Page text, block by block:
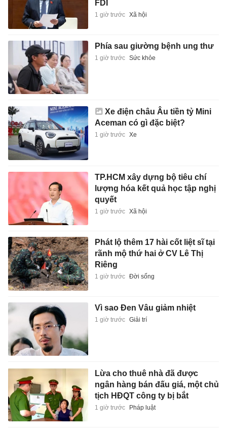
FDI
1 giờ trước Xã hội
Phía sau giường bệnh ung thư
1 giờ trước Sức khỏe
Xe điện châu Âu tiền tỷ Mini
Aceman có gì đặc biệt?
1 giờ trước Xe
TP.HCM xây dựng bộ tiêu chí
lượng hóa kết quả học tập nghị
quyết
1 giờ trước Xã hội
Phát lộ thêm 17 hài cốt liệt sĩ tại
rãnh mộ thứ hai ở CV Lê Thị
Riêng
1 giờ trước Đời sống
Vì sao Đen Vâu giảm nhiệt
1 giờ trước Giải trí
Lừa cho thuê nhà đã được
ngân hàng bán đấu giá, một chủ
tịch HĐQT công ty bị bắt
1 giờ trước Pháp luật